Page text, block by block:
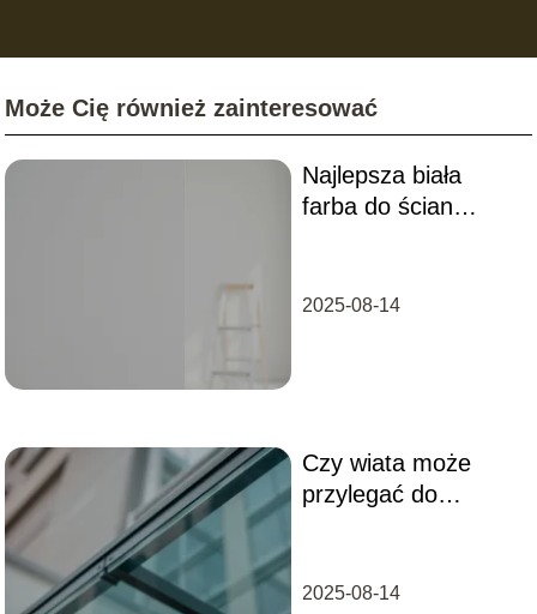
Może Cię również zainteresować
Najlepsza biała
farba do ścian
2025-08-14
Czy wiata może
przylegać do
2025-08-14